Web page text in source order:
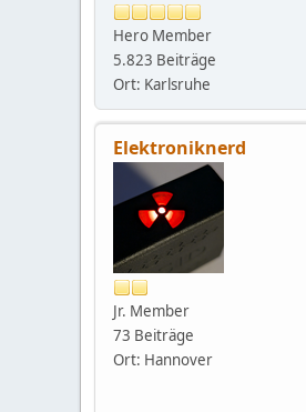
Hero Member
5.823 Beiträge
Ort: Karlsruhe
Elektroniknerd
Jr. Member
73 Beiträge
Ort: Hannover